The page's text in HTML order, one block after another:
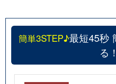
簡単3STEP♪最短45秒
る！